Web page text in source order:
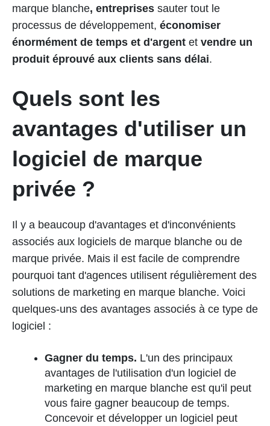
marque blanche, entreprises sauter tout le
processus de développement, économiser
énormément de temps et d'argent et vendre un
produit éprouvé aux clients sans délai.
Quels sont les
avantages d'utiliser un
logiciel de marque
privée ?
Il y a beaucoup d'avantages et d'inconvénients
associés aux logiciels de marque blanche ou de
marque privée. Mais il est facile de comprendre
pourquoi tant d'agences utilisent régulièrement des
solutions de marketing en marque blanche. Voici
quelques-uns des avantages associés à ce type de
logiciel :
Gagner du temps. L'un des principaux
avantages de l'utilisation d'un logiciel de
marketing en marque blanche est qu'il peut
vous faire gagner beaucoup de temps.
Concevoir et développer un logiciel peut